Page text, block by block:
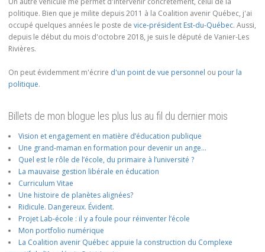
politique. Bien que je milite depuis 2011 à la Coalition avenir Québec, j'ai
occupé quelques années le poste de vice-président Est-du-Québec. Aussi,
depuis le début du mois d'octobre 2018, je suis le député de Vanier-Les
Rivières.
On peut évidemment m'écrire d'un point de vue personnel ou pour la
politique.
Billets de mon blogue les plus lus au fil du dernier mois
Vision et engagement en matière d’éducation publique
Une grand-maman en formation pour devenir un ange…
Quel est le rôle de l’école, du primaire à l’université ?
La mauvaise gestion libérale en éducation
Curriculum Vitae
Une histoire de planètes alignées?
Ridicule. Dangereux. Évident.
Projet Lab-école : il y a foule pour réinventer l’école
Mon portfolio numérique
La Coalition avenir Québec appuie la construction du Complexe